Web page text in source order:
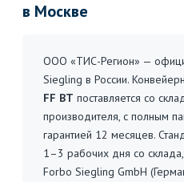
в Москве
ООО «ТИС-Регион» —
Siegling в России.
FF BT поставляется со
производителя, с полным
гарантией 12 месяцев.
1–3 рабочих дня со
Forbo Siegling GmbH